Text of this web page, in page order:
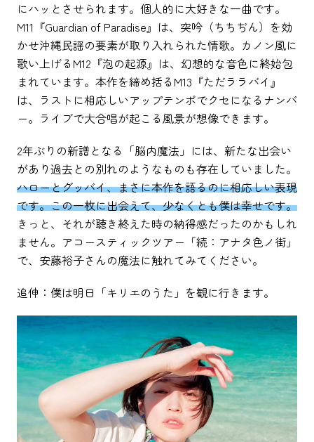
にハッとさせられます。個人的に大好きな一曲です。
M11『Guardian of Paradise』は、突吟（ちちぢん）を効
かせ沖縄民謡の要素が取り入れられた情歌。カノン風に
歌い上げるM12『泡の起源』は、幻想的な音色に終始包
まれています。本作を締め括るM13『ただララバイ』
は、ラストに相応しいアップテンポでクセになるナンバ
ー。ライブで大合唱が起こる風景が想像できます。
2年ぶりの新譜となる「脳内魔法」には、新たな出会い
があり過去との別れのようなものも存在していました。
ハローとグッバイ、まさに本作を語るのに相応しい表現
です。この一枚に出会えて、少なくとも僕は幸せです。
きっと、それが聴き終えた時の納得感だったのかもしれ
ません。アコースティックツアー「続：アナタ色ノ街」
で、安藤裕子さんの魔法に触れてみてください。
追伸：僕は明日「キリエのうた」を観に行きます。